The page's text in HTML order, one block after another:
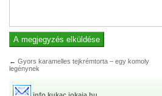
← Gyors karamelles tejkrémtorta – egy komoly
legénynek